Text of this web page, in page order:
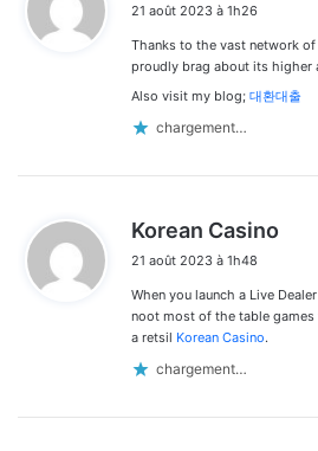
t
:
21 août 2023 à 1h26
Thanks to the vast network
proudly brag about its higher
Also visit my blog; 대환대출
chargement…
Korean Casino
:
21 août 2023 à 1h48
When you launch a Live
noot most of the table games
a retsil Korean Casino.
chargement…